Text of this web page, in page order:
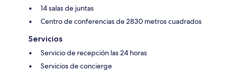
14 salas de juntas
Centro de conferencias de 2830 metros cuadrados
Servicios
Servicio de recepción las 24 horas
Servicios de concierge